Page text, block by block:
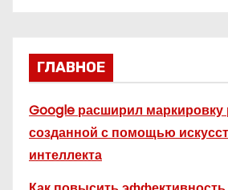
ГЛАВНОЕ
Google расширил
созданной с помощью
интеллекта